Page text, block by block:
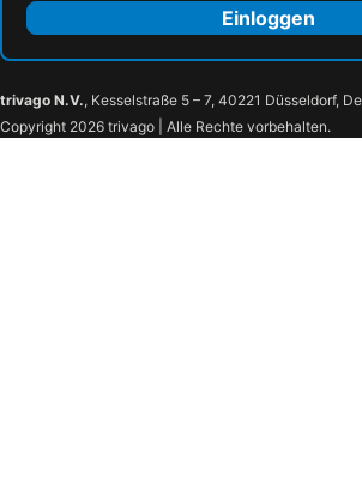
Einloggen
trivago N.V., Kesselstraße 5 – 7, 40221 Düsseldorf,
Copyright 2026 trivago | Alle Rechte vorbehalten.